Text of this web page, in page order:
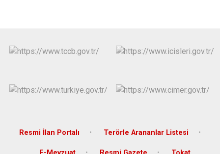
Resmi İlan Portalı Terörle Arananlar Listesi